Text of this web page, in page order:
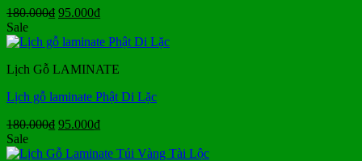
180.000₫ Giá
là:
95.000₫Giá
tại
95.000₫.
Sale
Lịch Gỗ LAMINATE
Lịch gỗ laminate Phật Di Lặc
180.000₫ Giá
là:
95.000₫Giá
tại
Sale